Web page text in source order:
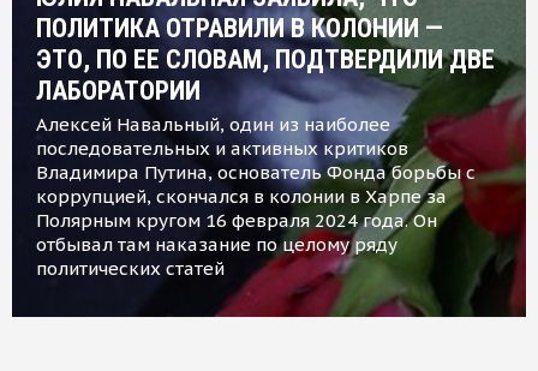
ПОЛИТИКА ОТРАВИЛИ В КОЛОНИИ —
ЭТО, ПО ЕЕ СЛОВАМ, ПОДТВЕРДИЛИ ДВЕ
ЛАБОРАТОРИИ
Алексей Навальный, один из наиболее
последовательных и активных критиков
Владимира Путина, основатель Фонда борьбы с
коррупцией, скончался в колонии в Харпе за
Полярным кругом 16 февраля 2024 года. Он
отбывал там наказание по целому ряду
политических статей